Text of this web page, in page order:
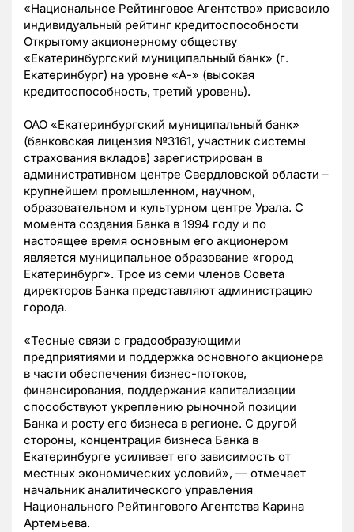
«Национальное Рейтинговое Агентство» присвоило
индивидуальный рейтинг кредитоспособности
Открытому акционерному обществу
«Екатеринбургский муниципальный банк» (г.
Екатеринбург) на уровне «А-» (высокая
кредитоспособность, третий уровень).
ОАО «Екатеринбургский муниципальный банк»
(банковская лицензия №3161, участник системы
страхования вкладов) зарегистрирован в
административном центре Свердловской области –
крупнейшем промышленном, научном,
образовательном и культурном центре Урала. С
момента создания Банка в 1994 году и по
настоящее время основным его акционером
является муниципальное образование «город
Екатеринбург». Трое из семи членов Совета
директоров Банка представляют администрацию
города.
«Тесные связи с градообразующими
предприятиями и поддержка основного акционера
в части обеспечения бизнес-потоков,
финансирования, поддержания капитализации
способствуют укреплению рыночной позиции
Банка и росту его бизнеса в регионе. С другой
стороны, концентрация бизнеса Банка в
Екатеринбурге усиливает его зависимость от
местных экономических условий», — отмечает
начальник аналитического управления
Национального Рейтингового Агентства Карина
Артемьева.